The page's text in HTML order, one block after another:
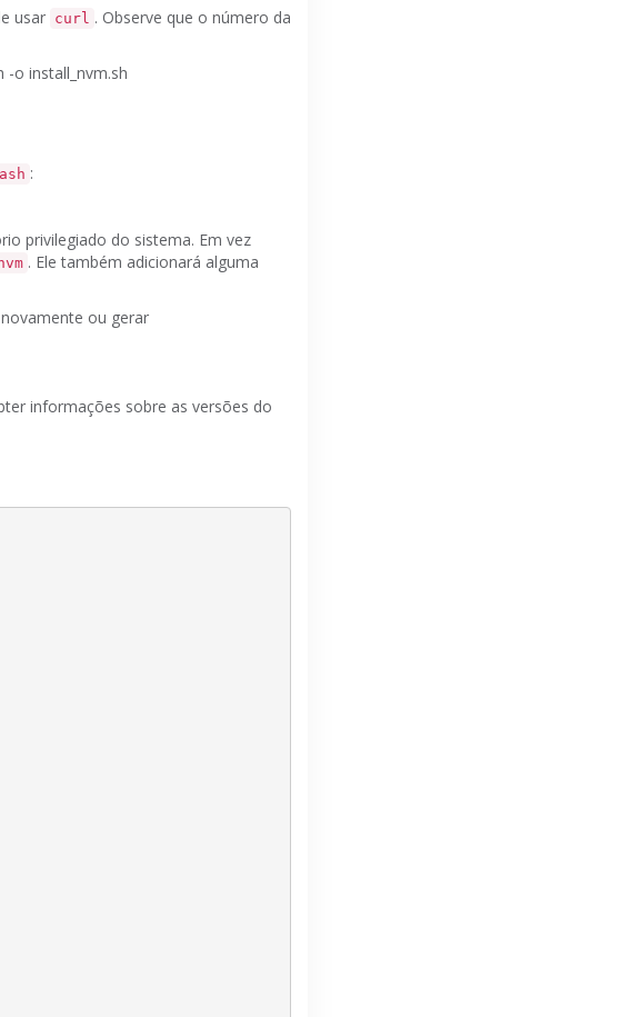
usar curl . Observe que o número da
-o install_nvm.sh
:
privilegiado do sistema. Em vez
. Ele também adicionará alguma
ou gerar
informações sobre as versões do